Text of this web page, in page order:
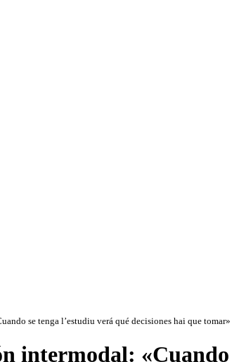
se tenga l’estudiu verá qué decisiones hai que tomar»
intermodal: